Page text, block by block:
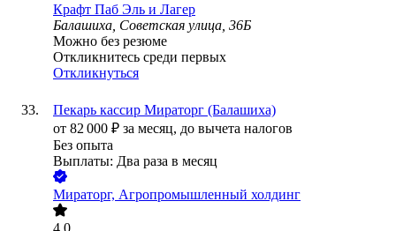
Крафт Паб Эль и Лагер
Балашиха, Советская улица, 36Б
Можно без резюме
Откликнитесь среди первых
Откликнуться
Пекарь кассир Мираторг (Балашиха)
от 82 000 ₽ за месяц, до вычета налогов
Без опыта
Выплаты: Два раза в месяц
Мираторг, Агропромышленный холдинг